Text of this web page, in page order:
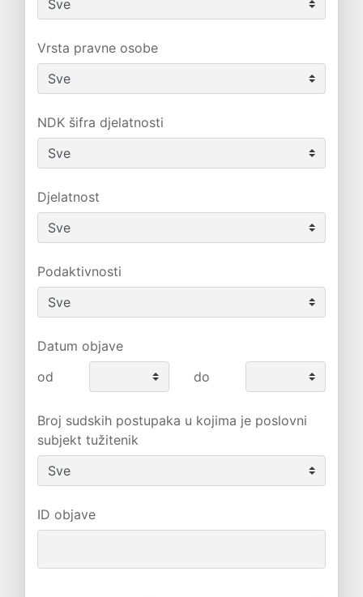
Vrsta pravne osobe
NDK šifra djelatnosti
Djelatnost
Podaktivnosti
Datum objave
od
do
Broj sudskih postupaka u kojima je poslovni
subjekt tužitenik
ID objave